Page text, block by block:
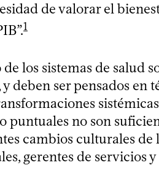
de valorar el
1
los sistemas de salud
y deben ser pensados en
puntuales no son
cambios culturales de
gerentes de servicios